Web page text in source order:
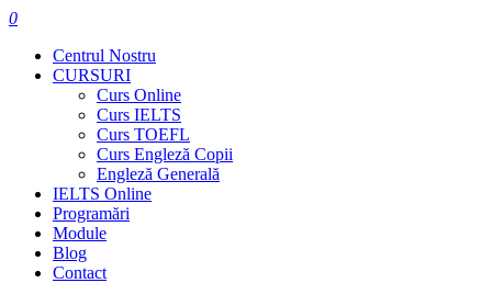
0
Centrul Nostru
CURSURI
Curs Online
Curs IELTS
Curs TOEFL
Curs Engleză Copii
Engleză Generală
IELTS Online
Programări
Module
Blog
Contact